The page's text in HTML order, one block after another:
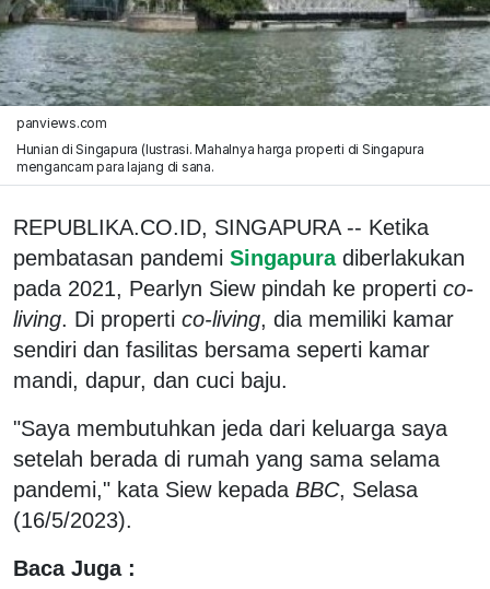
panviews.com
Hunian di Singapura (lustrasi. Mahalnya harga properti di Singapura
mengancam para lajang di sana.
REPUBLIKA.CO.ID, SINGAPURA -- Ketika
pembatasan pandemi Singapura diberlakukan
pada 2021, Pearlyn Siew pindah ke properti co-
living. Di properti co-living, dia memiliki kamar
sendiri dan fasilitas bersama seperti kamar
mandi, dapur, dan cuci baju.
"Saya membutuhkan jeda dari keluarga saya
setelah berada di rumah yang sama selama
pandemi," kata Siew kepada BBC, Selasa
(16/5/2023).
Baca Juga :